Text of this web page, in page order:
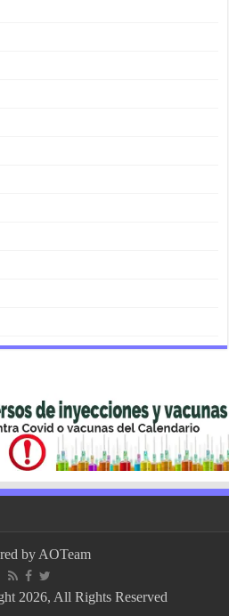
by AOTeam
2026, All Rights Reserved